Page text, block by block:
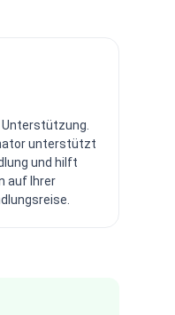
unterstützt
und hilft
auf Ihrer